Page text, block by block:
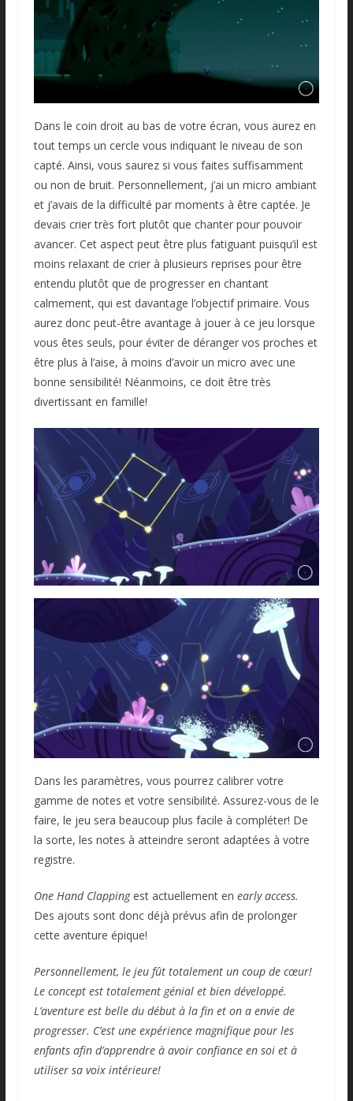
Dans le coin droit au bas de votre écran, vous aurez en
tout temps un cercle vous indiquant le niveau de son
capté. Ainsi, vous saurez si vous faites suffisamment
ou non de bruit. Personnellement, j’ai un micro ambiant
et j’avais de la difficulté par moments à être captée. Je
devais crier très fort plutôt que chanter pour pouvoir
avancer. Cet aspect peut être plus fatiguant puisqu’il est
moins relaxant de crier à plusieurs reprises pour être
entendu plutôt que de progresser en chantant
calmement, qui est davantage l’objectif primaire. Vous
aurez donc peut-être avantage à jouer à ce jeu lorsque
vous êtes seuls, pour éviter de déranger vos proches et
être plus à l’aise, à moins d’avoir un micro avec une
bonne sensibilité! Néanmoins, ce doit être très
divertissant en famille!
Dans les paramètres, vous pourrez calibrer votre
gamme de notes et votre sensibilité. Assurez-vous de le
faire, le jeu sera beaucoup plus facile à compléter! De
la sorte, les notes à atteindre seront adaptées à votre
registre.
One Hand Clappingest actuellement en early access.
Des ajouts sont donc déjà prévus afin de prolonger
cette aventure épique!
Personnellement, le jeu fût totalement un coup de cœur!
Le concept est totalement génial et bien développé.
L’aventure est belle du début à la fin et on a envie de
progresser. C’est une expérience magnifique pour les
enfants afin d’apprendre à avoir confiance en soi et à
utiliser sa voix intérieure!